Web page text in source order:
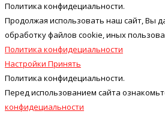
Политика конфидециальности.
Продолжая использовать наш cайт, Вы
обработку файлов cookie, иных
Политика конфидециальности
Настройки Принять
Политика конфидециальности.
Перед использованием сайта
конфидециальности